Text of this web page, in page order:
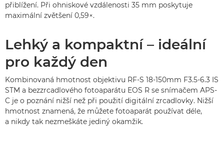
přiblížení. Při ohniskové vzdálenosti 35 mm poskytuje
maximální zvětšení 0,59×.
Lehký a kompaktní – ideální
pro každý den
Kombinovaná hmotnost objektivu RF-S 18-150mm F3.5-6.3 IS
STM a bezzrcadlového fotoaparátu EOS R se snímačem APS-
C je o poznání nižší než při použití digitální zrcadlovky. Nižší
hmotnost znamená, že můžete fotoaparát používat déle,
a nikdy tak nezmeškáte jediný okamžik.